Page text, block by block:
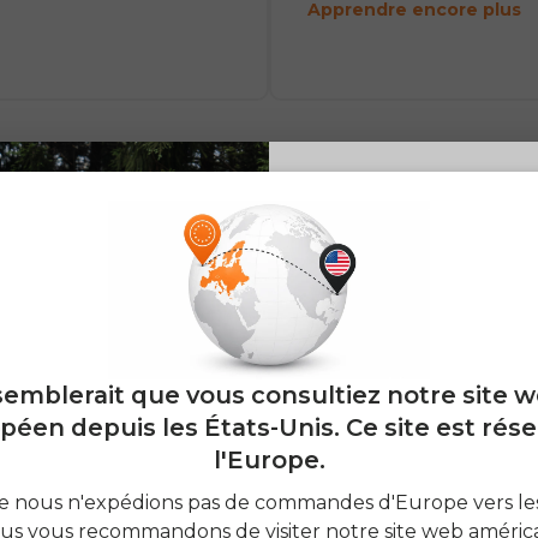
Apprendre encore plus
Supprimer
l'application
données prises en
pour exporter ou
Données qui ne
peuvent pas être
traitées
Veuillez soumettre vos
d'exportation, de partage
que vous consultiez notre site
depuis les États-Unis. Ce site est
l'Europe.
nous n'expédions pas de commandes d'Europe vers
vous recommandons de visiter notre site web
E26
Sign up for updates
— and enjoy
Email